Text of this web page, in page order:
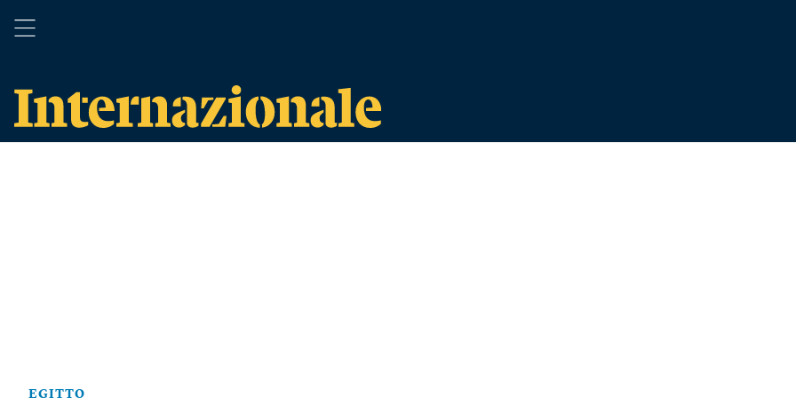
EGITTO